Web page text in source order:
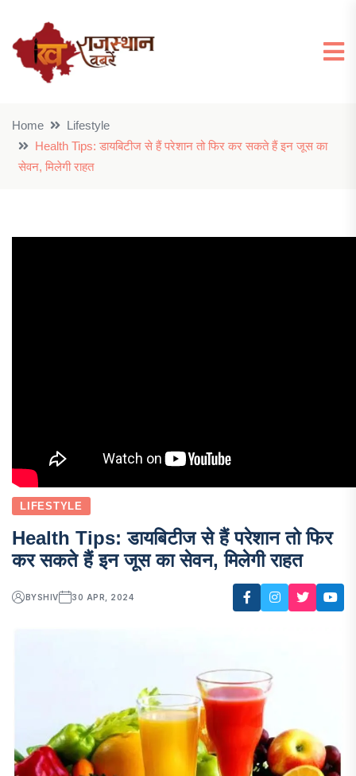
Home
Lifestyle
Health Tips: डायबिटीज से हैं परेशान तो फिर कर सकते हैं इन जूस का
सेवन, मिलेगी राहत
LIFESTYLE
Health Tips: डायबिटीज से हैं परेशान तो फिर
कर सकते हैं इन जूस का सेवन, मिलेगी राहत
BYSHIV 30 APR, 2024